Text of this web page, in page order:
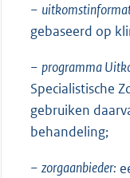
−
gebaseerd op
− programma
Specialistische
gebruiken
behandeling;
− zorgaanbieder: